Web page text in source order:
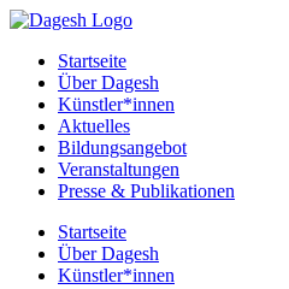
Startseite
Über Dagesh
Künstler*innen
Aktuelles
Bildungsangebot
Veranstaltungen
Presse & Publikationen
Startseite
Über Dagesh
Künstler*innen